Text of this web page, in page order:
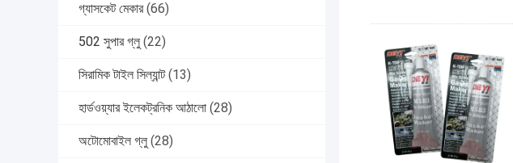
গ্যাসকেট মেকার (66)
502 সুপার গ্লু (22)
সিরামিক টাইল সিল্যান্ট (13)
হার্ডওয়্যার ইলেকট্রনিক আঠালো (28)
অটোমোবাইল গ্লু (28)